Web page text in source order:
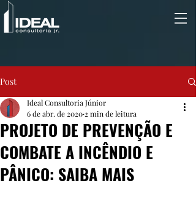
Post
PROJETO DE PREVENÇÃO E
COMBATE A INCÊNDIO E
PÂNICO: SAIBA MAIS
Ideal Consultoria Júnior
6 de abr. de 2020 2 min de leitura